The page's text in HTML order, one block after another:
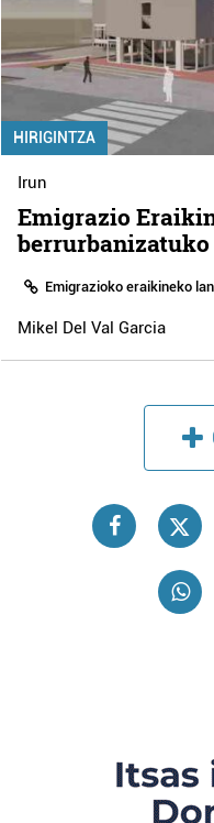
HIRIGINTZA
Irun
Emigrazio
berrurbanizatuko
Emigrazioko eraikineko
Mikel Del Val Garcia